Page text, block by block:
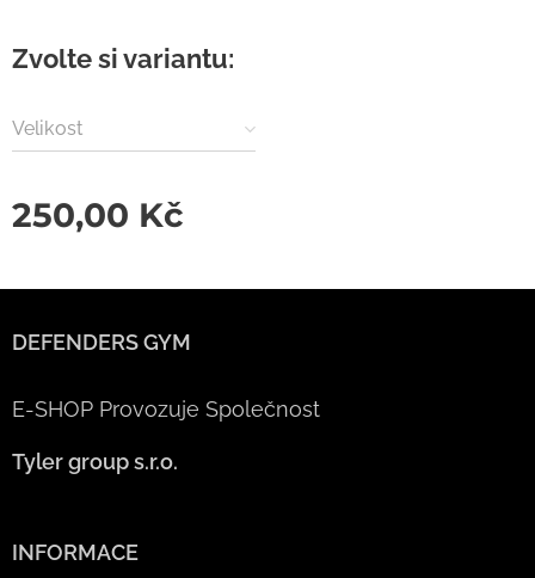
Zvolte si variantu:
Velikost
250,00 Kč
DEFENDERS GYM
E-SHOP Provozuje Společnost
Tyler group s.r.o.
INFORMACE